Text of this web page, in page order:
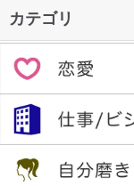
カテゴリ